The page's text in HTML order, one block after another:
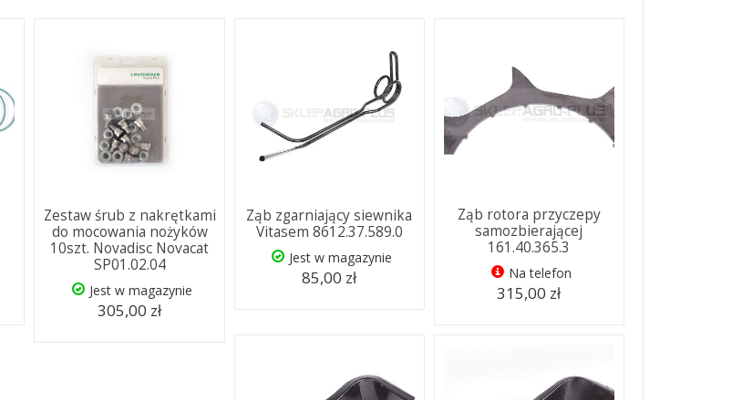
Zestaw śrub z nakrętkami
do mocowania nożyków
10szt. Novadisc Novacat
SP01.02.04
Jest w magazynie
305,00 zł
Ząb zgarniający siewnika
Vitasem 8612.37.589.0
Jest w magazynie
85,00 zł
Ząb rotora przyczepy
samozbierającej
161.40.365.3
Na telefon
315,00 zł